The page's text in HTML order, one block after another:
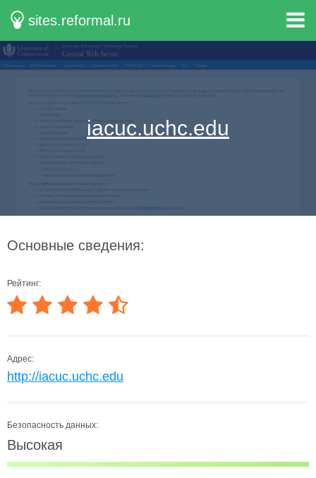
sites.reformal.ru
iacuc.uchc.edu
Основные сведения:
Рейтинг:
Адрес:
http://iacuc.uchc.edu
Безопасность данных:
Высокая